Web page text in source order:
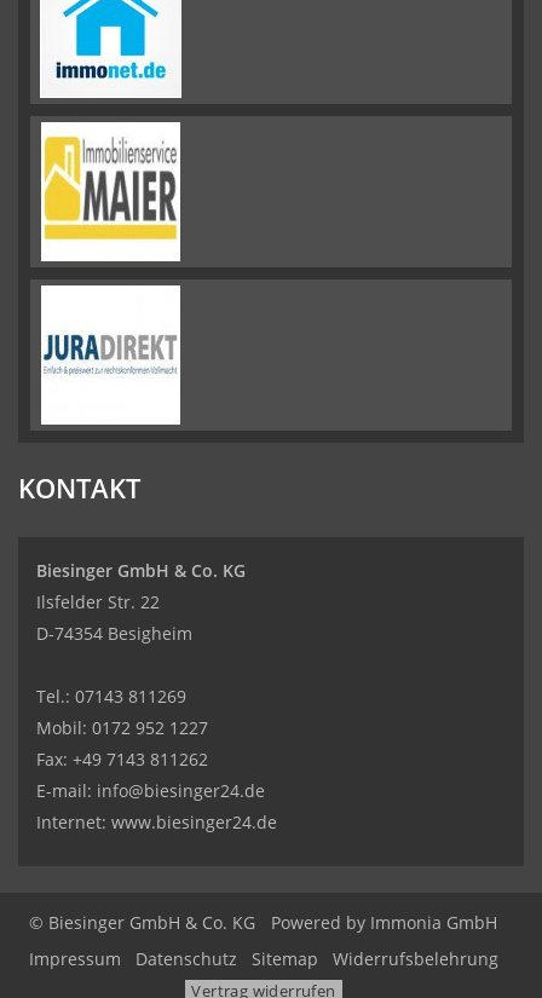
KONTAKT
Biesinger GmbH & Co. KG
Ilsfelder Str. 22
D-74354 Besigheim
Tel.: 07143 811269
Mobil: 0172 952 1227
Fax: +49 7143 811262
E-mail: info@biesinger24.de
Internet: www.biesinger24.de
© Biesinger GmbH & Co. KG Powered by Immonia GmbH
Impressum
Datenschutz Sitemap Widerrufsbelehrung
Vertrag widerrufen